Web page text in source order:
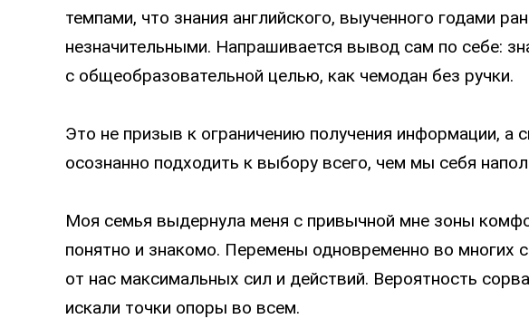
темпами, что знания английского, выученного годами
незначительными. Напрашивается вывод сам по себe:
с общеобразовательной целью, как чемодан без ручки.
Это не призыв к ограничению получения информации, а
осознанно подходить к выбору всего, чем мы себя
Моя семья выдернула меня с привычной мне зоны
понятно и знакомо. Перемены одновременно во многих
от нас максимальных сил и действий. Вероятность
искали точки опоры во всем.